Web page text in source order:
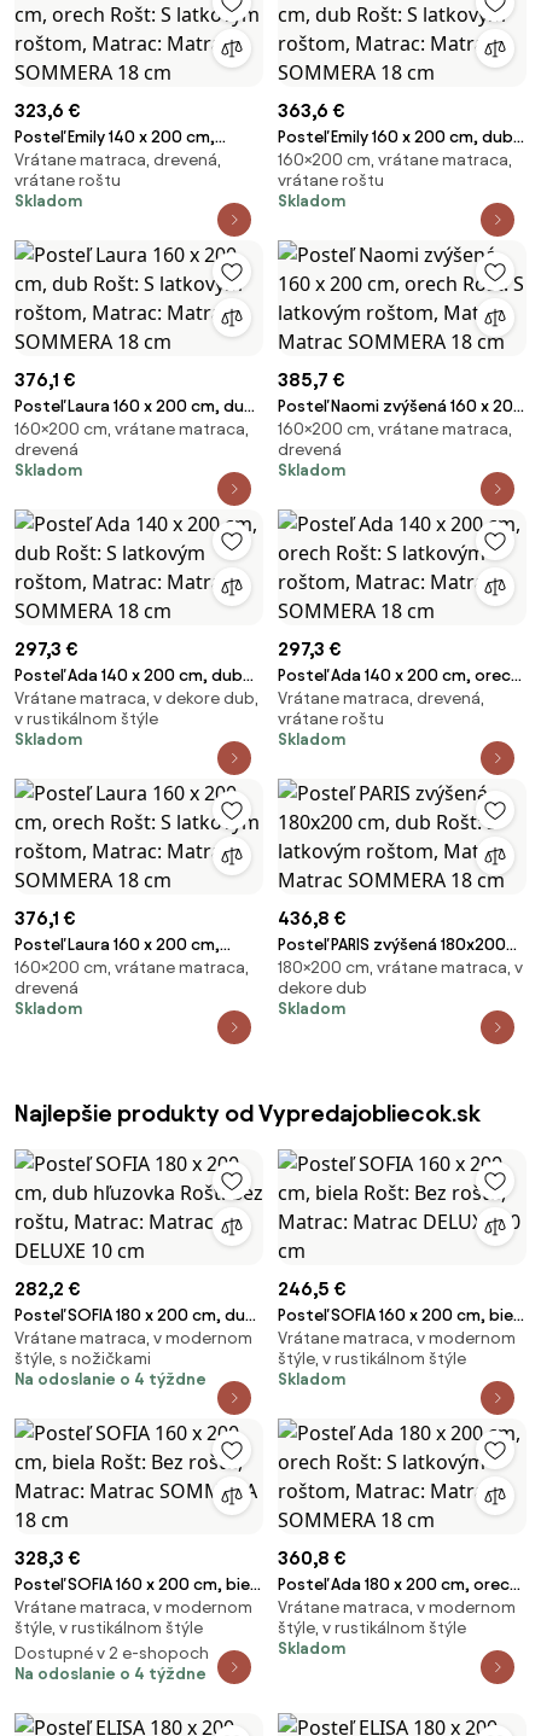
323,6 €
Posteľ Emily 140 x 200 cm,
orech Rošt: S latkovým roštom,
Matrac: Matrac SOMMERA 18
cm
Vrátane matraca, drevená,
vrátane roštu
Skladom
363,6 €
Posteľ Emily 160 x 200 cm, dub
Rošt: S latkovým roštom,
Matrac: Matrac SOMMERA 18
cm
160×200 cm, vrátane matraca,
vrátane roštu
Skladom
376,1 €
Posteľ Laura 160 x 200 cm, dub
Rošt: S latkovým roštom,
Matrac: Matrac SOMMERA 18
cm
160×200 cm, vrátane matraca,
drevená
Skladom
385,7 €
Posteľ Naomi zvýšená 160 x 200
cm, orech Rošt: S latkovým
roštom, Matrac: Matrac
SOMMERA 18 cm
160×200 cm, vrátane matraca,
drevená
Skladom
297,3 €
Posteľ Ada 140 x 200 cm, dub
Rošt: S latkovým roštom,
Matrac: Matrac SOMMERA 18
cm
Vrátane matraca, v dekore dub,
v rustikálnom štýle
Skladom
297,3 €
Posteľ Ada 140 x 200 cm, orech
Rošt: S latkovým roštom,
Matrac: Matrac SOMMERA 18
cm
Vrátane matraca, drevená,
vrátane roštu
Skladom
376,1 €
Posteľ Laura 160 x 200 cm,
orech Rošt: S latkovým roštom,
Matrac: Matrac SOMMERA 18
cm
160×200 cm, vrátane matraca,
drevená
Skladom
436,8 €
Posteľ PARIS zvýšená 180x200
cm, dub Rošt: S latkovým
roštom, Matrac: Matrac
SOMMERA 18 cm
180×200 cm, vrátane matraca, v
dekore dub
Skladom
Najlepšie produkty od Vypredajobliecok.sk
282,2 €
Posteľ SOFIA 180 x 200 cm, dub
hľuzovka Rošt: Bez roštu,
Matrac: Matrac DELUXE 10 cm
Vrátane matraca, v modernom
štýle, s nožičkami
Na odoslanie o 4 týždne
246,5 €
Posteľ SOFIA 160 x 200 cm, biela
Rošt: Bez roštu, Matrac:
Matrac DELUXE 10 cm
Vrátane matraca, v modernom
štýle, v rustikálnom štýle
Skladom
328,3 €
Posteľ SOFIA 160 x 200 cm, biela
Rošt: Bez roštu, Matrac:
Matrac SOMMERA 18 cm
Vrátane matraca, v modernom
štýle, v rustikálnom štýle
Dostupné v 2 e-shopoch
Na odoslanie o 4 týždne
360,8 €
Posteľ Ada 180 x 200 cm, orech
Rošt: S latkovým roštom,
Matrac: Matrac SOMMERA 18
cm
Vrátane matraca, v modernom
štýle, v rustikálnom štýle
Skladom